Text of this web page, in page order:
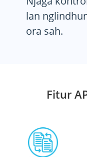
lan
ora sah.
Fitur